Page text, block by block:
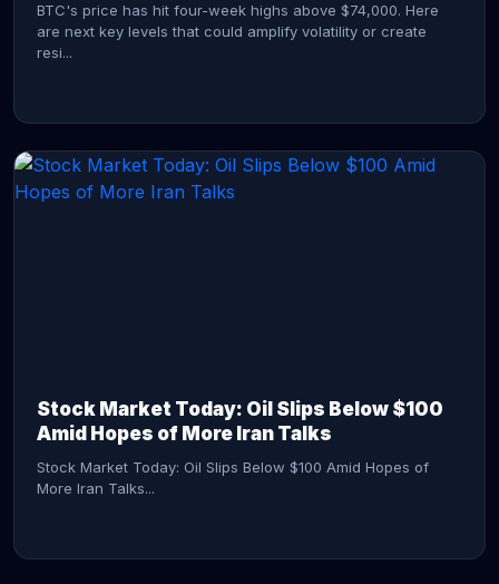
BTC's price has hit four-week highs above $74,000. Here
are next key levels that could amplify volatility or create
resi...
Stock Market Today: Oil Slips Below $100
Amid Hopes of More Iran Talks
Stock Market Today: Oil Slips Below $100 Amid Hopes of
More Iran Talks...